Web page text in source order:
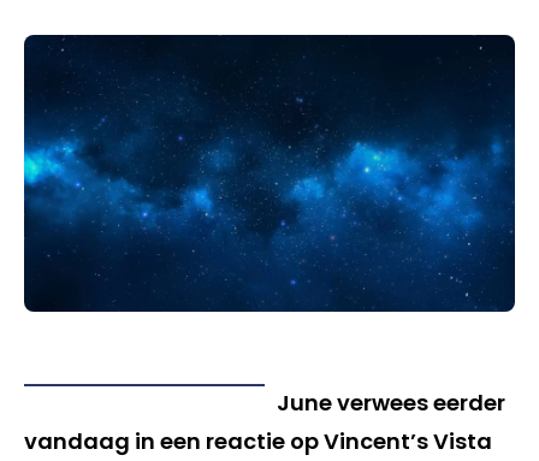
June verwees eerder
vandaag in een reactie op Vincent’s Vista